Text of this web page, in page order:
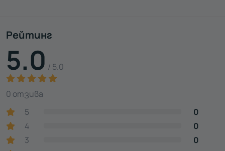
Рейтинг
5.0 / 5.0
0 отзива
5
0
4
0
3
0